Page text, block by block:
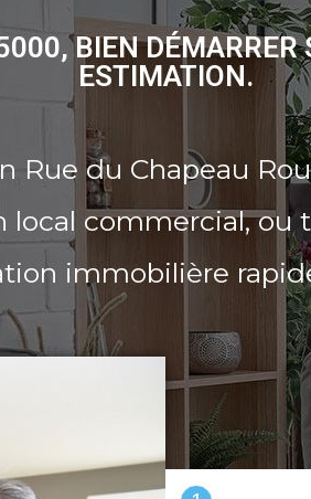
BIEN
ESTIMATION.
Rue du Chapeau
local commercial,
immobilière